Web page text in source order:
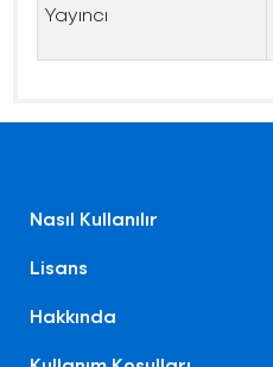
Yayıncı
Nasıl Kullanılır
Lisans
Hakkında